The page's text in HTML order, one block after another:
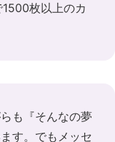
枚以上のカ
も『そんなの夢
す。でもメッセ